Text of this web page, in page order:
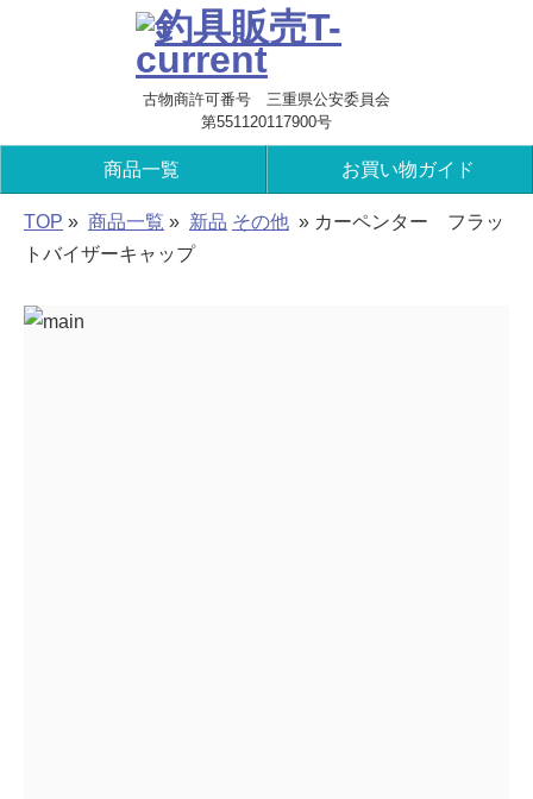
古物商許可番号 三重県公安委員会
第551120117900号
商品一覧 お買い物ガイド
TOP » 商品一覧 » 新品 その他 » カーペンター フラッ
トバイザーキャップ